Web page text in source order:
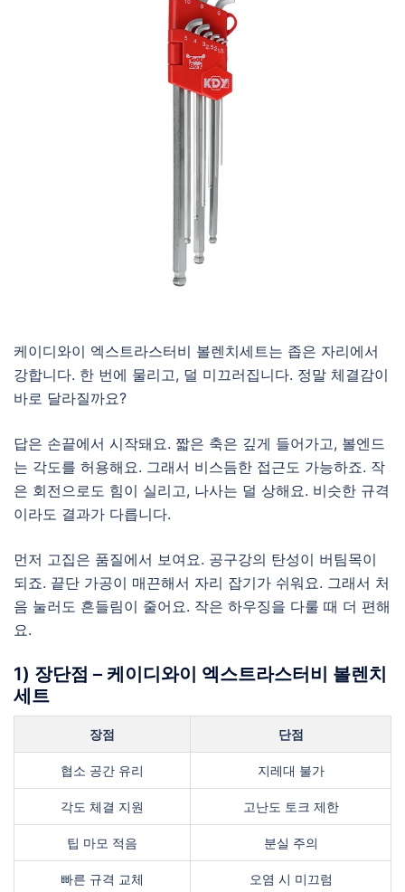
케이디와이 엑스트라스터비 볼렌치세트는 좁은 자리에서
강합니다. 한 번에 물리고, 덜 미끄러집니다. 정말 체결감이
바로 달라질까요?
답은 손끝에서 시작돼요. 짧은 축은 깊게 들어가고, 볼엔드
는 각도를 허용해요. 그래서 비스듬한 접근도 가능하죠. 작
은 회전으로도 힘이 실리고, 나사는 덜 상해요. 비슷한 규격
이라도 결과가 다릅니다.
먼저 고집은 품질에서 보여요. 공구강의 탄성이 버팀목이
되죠. 끝단 가공이 매끈해서 자리 잡기가 쉬워요. 그래서 처
음 눌러도 흔들림이 줄어요. 작은 하우징을 다룰 때 더 편해
요.
1) 장단점 – 케이디와이 엑스트라스터비 볼렌치
세트
장점 단점
협소 공간 유리 지레대 불가
각도 체결 지원 고난도 토크 제한
팁 마모 적음 분실 주의
빠른 규격 교체 오염 시 미끄럼